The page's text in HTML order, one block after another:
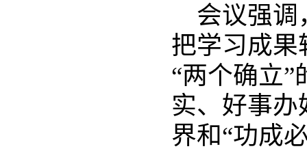
会议强调
把学习成果
“两个确立
实、好事办
界和“功成